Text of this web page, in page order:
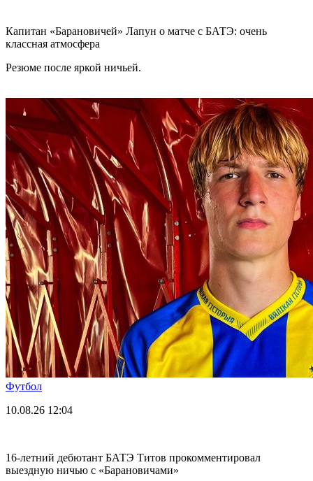
Капитан «Барановичей» Лапун о матче с БАТЭ: очень
классная атмосфера
Резюме после яркой ничьей.
Футбол
10.08.26 12:04
16-летний дебютант БАТЭ Титов прокомментировал
выездную ничью с «Барановичами»